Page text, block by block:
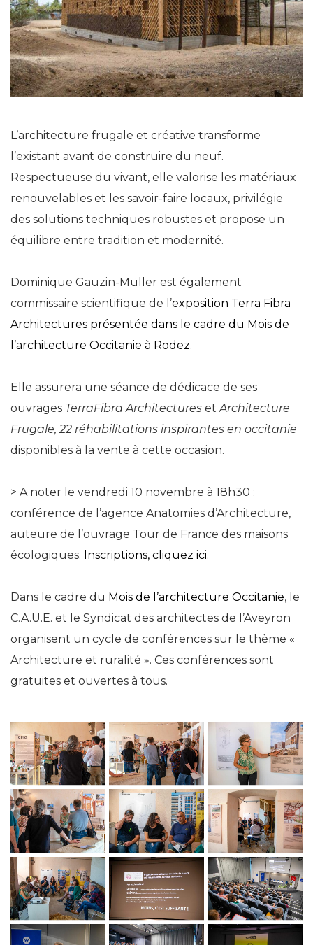
L’architecture frugale et créative transforme
l’existant avant de construire du neuf.
Respectueuse du vivant, elle valorise les matériaux
renouvelables et les savoir-faire locaux, privilégie
des solutions techniques robustes et propose un
équilibre entre tradition et modernité.
Dominique Gauzin-Müller est également
commissaire scientifique de l’exposition Terra Fibra
Architectures présentée dans le cadre du Mois de
l’architecture Occitanie à Rodez.
Elle assurera une séance de dédicace de ses
ouvrages TerraFibra Architectures etArchitecture
Frugale, 22 réhabilitations inspirantes en occitanie
disponibles à la vente à cette occasion.
> A noter le vendredi 10 novembre à 18h30 :
conférence de l’agence Anatomies d’Architecture,
auteure de l’ouvrage Tour de France des maisons
écologiques. Inscriptions, cliquez ici.
Dans le cadre du Mois de l’architecture Occitanie, le
C.A.U.E. et le Syndicat des architectes de l’Aveyron
organisent un cycle de conférences sur le thème «
Architecture et ruralité ». Ces conférences sont
gratuites et ouvertes à tous.